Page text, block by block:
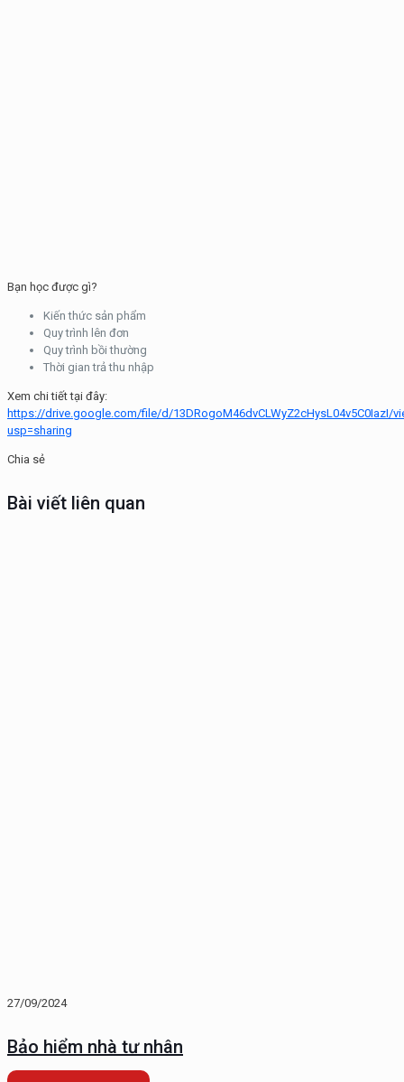
Bạn học được gì?
Kiến thức sản phẩm
Quy trình lên đơn
Quy trình bồi thường
Thời gian trả thu nhập
Xem chi tiết tại đây:
https://drive.google.com/file/d/13DRogoM46dvCLWyZ2cHysL04v5C0IazI/
usp=sharing
Chia sẻ
Bài viết liên quan
27/09/2024
Bảo hiểm nhà tư nhân